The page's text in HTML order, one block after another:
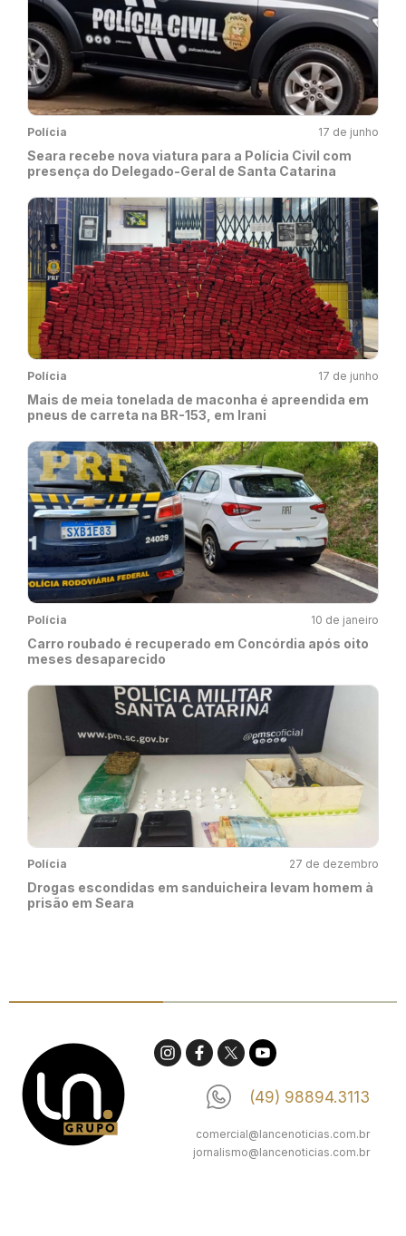
Polícia 17 de junho
Seara recebe nova viatura para a Polícia Civil com
presença do Delegado-Geral de Santa Catarina
Polícia 17 de junho
Mais de meia tonelada de maconha é apreendida em
pneus de carreta na BR-153, em Irani
Polícia 10 de janeiro
Carro roubado é recuperado em Concórdia após oito
meses desaparecido
Polícia 27 de dezembro
Drogas escondidas em sanduicheira levam homem à
prisão em Seara
(49) 98894.3113
comercial@lancenoticias.com.br
jornalismo@lancenoticias.com.br